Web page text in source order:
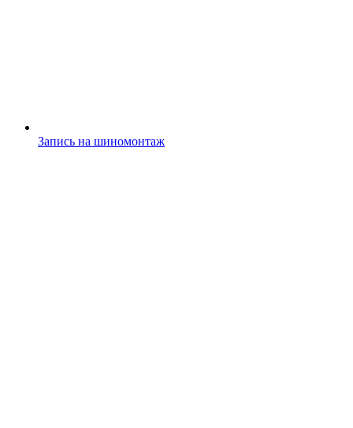
Запись на шиномонтаж